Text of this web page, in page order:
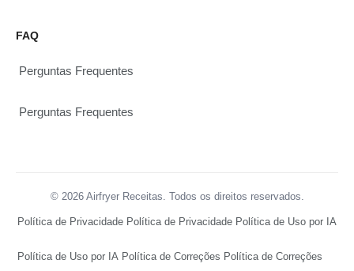
FAQ
Perguntas Frequentes
Perguntas Frequentes
© 2026 Airfryer Receitas. Todos os direitos reservados.
Política de Privacidade Política de Privacidade Política de Uso por IA
Política de Uso por IA Política de Correções Política de Correções